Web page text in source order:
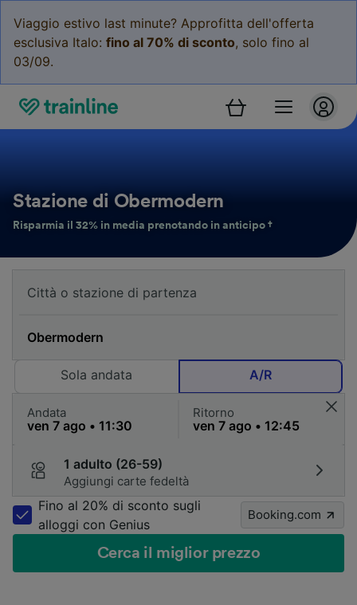
Viaggio estivo last minute? Approfitta dell'offerta
esclusiva Italo: fino al 70% di sconto, solo fino al
03/09.
Stazione di Obermodern
Risparmia il 32% in media prenotando in anticipo †
Sola andata A/R
Andata Ritorno
1 adulto (26-59)
Aggiungi carte fedeltà
Fino al 20% di sconto sugli
alloggi con Genius
Booking.com
Cerca il miglior prezzo